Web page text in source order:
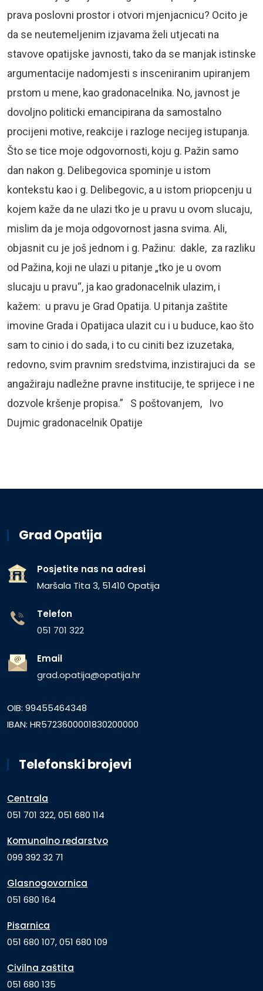
prava poslovni prostor i otvori mjenjacnicu? Ocito je
da se neutemeljenim izjavama želi utjecati na
stavove opatijske javnosti, tako da se manjak istinske
argumentacije nadomjesti s insceniranim upiranjem
prstom u mene, kao gradonacelnika. No, javnost je
dovoljno politicki emancipirana da samostalno
procijeni motive, reakcije i razloge necijeg istupanja.
Što se tice moje odgovornosti, koju g. Pažin samo
dan nakon g. Delibegovica spominje u istom
kontekstu kao i g. Delibegovic, a u istom priopcenju u
kojem kaže da ne ulazi tko je u pravu u ovom slucaju,
mislim da je moja odgovornost jasna svima. Ali,
objasnit cu je još jednom i g. Pažinu: dakle, za razliku
od Pažina, koji ne ulazi u pitanje „tko je u ovom
slucaju u pravu“, ja kao gradonacelnik ulazim, i
kažem: u pravu je Grad Opatija. U pitanja zaštite
imovine Grada i Opatijaca ulazit cu i u buduce, kao što
sam to cinio i do sada, i to cu ciniti bez izuzetaka,
redovno, svim pravnim sredstvima, inzistirajuci da se
angažiraju nadležne pravne institucije, te sprijece i ne
dozvole kršenje propisa.” S poštovanjem, Ivo
Dujmic gradonacelnik Opatije
Grad Opatija
Posjetite nas na adresi
Maršala Tita 3, 51410 Opatija
Telefon
051 701 322
Email
grad.opatija@opatija.hr
OIB: 99455464348
IBAN: HR5723600001830200000
Telefonski brojevi
Centrala
051 701 322, 051 680 114
Komunalno redarstvo
099 392 32 71
Glasnogovornica
051 680 164
Pisarnica
051 680 107, 051 680 109
Civilna zaštita
051 680 135